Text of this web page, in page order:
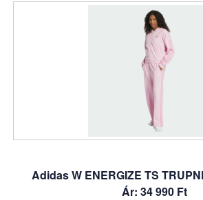
Adidas W ENERGIZE TS
Ár: 34 990 Ft